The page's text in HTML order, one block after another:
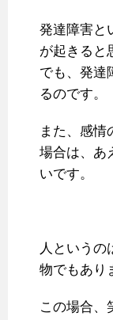
発達障害と
が起きると
でも、発達
るのです。
また、感情
場合は、あ
いです。
人というの
物でもあり
この場合、